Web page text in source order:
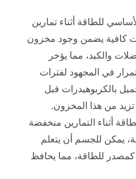
للطاقة أثناء تمارين
كافية يضمن وجود مخزون
والكبد، مما يؤخر
في المجهود لفترات
بالكربوهيدرات قبل
من هذا المخزون.
أثناء التمارين منخفضة
يمكن للجسم أن يتعلم
كمصدر للطاقة، مما يحافظ